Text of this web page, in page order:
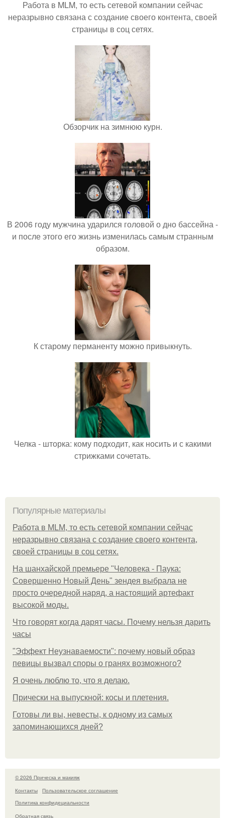
Работа в MLM, то есть сетевой компании сейчас
неразрывно связана с создание своего контента, своей
страницы в соц сетях.
Обзорчик на зимнюю курн.
В 2006 году мужчина ударился головой о дно бассейна -
и после этого его жизнь изменилась самым странным
образом.
К старому перманенту можно привыкнуть.
Челка - шторка: кому подходит, как носить и с какими
стрижками сочетать.
Популярные материалы
Работа в MLM, то есть сетевой компании сейчас
неразрывно связана с создание своего контента,
своей страницы в соц сетях.
На шанхайской премьере "Человека - Паука:
Совершенно Новый День" зендея выбрала не
просто очередной наряд, а настоящий артефакт
высокой моды.
Что говорят когда дарят часы. Почему нельзя дарить
часы
"Эффект Неузнаваемости": почему новый образ
певицы вызвал споры о гранях возможного?
Я очень люблю то, что я делаю.
Прически на выпускной: косы и плетения.
Готовы ли вы, невесты, к одному из самых
запоминающихся дней?
© 2026 Прическа и макияж
Контакты
Пользовательское соглашение
Политика конфидециальности
Обратная связь